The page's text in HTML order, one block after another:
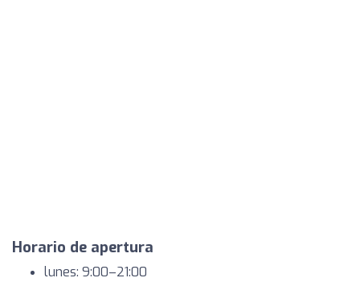
Horario de apertura
lunes: 9:00–21:00